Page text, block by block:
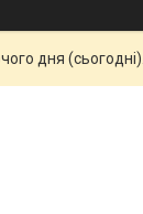
дня (сьогодні).